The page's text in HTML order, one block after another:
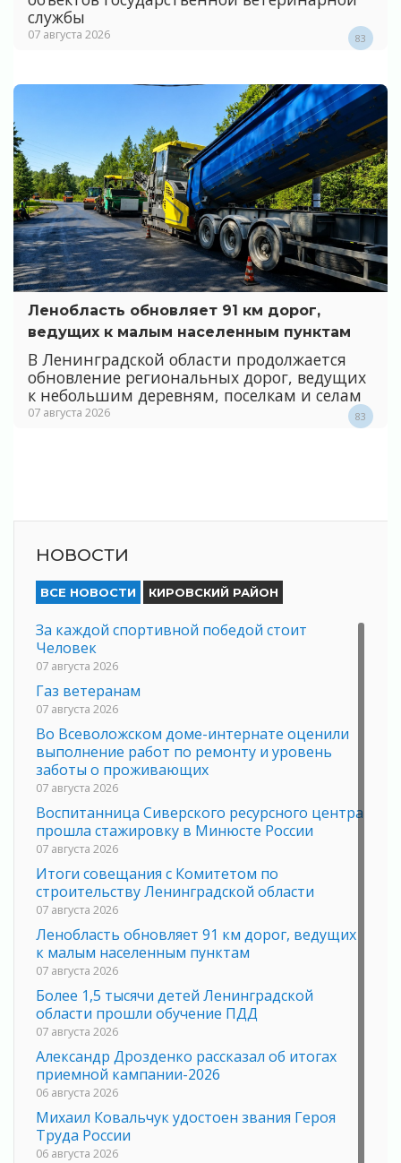
службы
07 августа 2026 83
Ленобласть обновляет 91 км дорог,
ведущих к малым населенным пунктам
В Ленинградской области продолжается
обновление региональных дорог, ведущих
к небольшим деревням, поселкам и селам
07 августа 2026 83
НОВОСТИ
ВСЕ НОВОСТИ КИРОВСКИЙ РАЙОН
За каждой спортивной победой стоит
Человек
07 августа 2026
Газ ветеранам
07 августа 2026
Во Всеволожском доме-интернате оценили
выполнение работ по ремонту и уровень
заботы о проживающих
07 августа 2026
Воспитанница Сиверского ресурсного центра
прошла стажировку в Минюсте России
07 августа 2026
Итоги совещания с Комитетом по
строительству Ленинградской области
07 августа 2026
Ленобласть обновляет 91 км дорог, ведущих
к малым населенным пунктам
07 августа 2026
Более 1,5 тысячи детей Ленинградской
области прошли обучение ПДД
07 августа 2026
Александр Дрозденко рассказал об итогах
приемной кампании-2026
06 августа 2026
Михаил Ковальчук удостоен звания Героя
Труда России
06 августа 2026